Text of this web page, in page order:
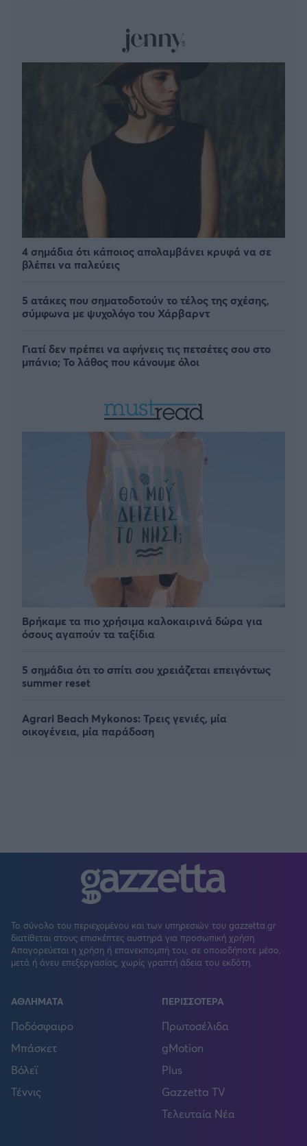
4 σημάδια ότι κάποιος απολαμβάνει κρυφά να σε
βλέπει να παλεύεις
5 ατάκες που σηματοδοτούν το τέλος της σχέσης,
σύμφωνα με ψυχολόγο του Χάρβαρντ
Γιατί δεν πρέπει να αφήνεις τις πετσέτες σου στο
μπάνιο; Το λάθος που κάνουμε όλοι
Βρήκαμε τα πιο χρήσιμα καλοκαιρινά δώρα για
όσους αγαπούν τα ταξίδια
5 σημάδια ότι το σπίτι σου χρειάζεται επειγόντως
summer reset
Agrari Beach Mykonos: Τρεις γενιές, μία
οικογένεια, μία παράδοση
Το σύνολο του περιεχομένου και των υπηρεσιών του gazzetta.gr
διατίθεται στους επισκέπτες αυστηρά για προσωπική χρήση.
Απαγορεύεται η χρήση ή επανεκπομπή του, σε οποιοδήποτε μέσο,
μετά ή άνευ επεξεργασίας, χωρίς γραπτή άδεια του εκδότη.
ΑΘΛΗΜΑΤΑ
Ποδόσφαιρο
Μπάσκετ
Βόλεϊ
Τέννις
ΠΕΡΙΣΣΟΤΕΡΑ
Πρωτοσέλιδα
gMotion
Plus
Gazzetta TV
Τελευταία Νέα